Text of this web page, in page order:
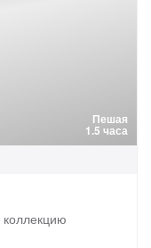
Пешая
1.5 часа
коллекцию